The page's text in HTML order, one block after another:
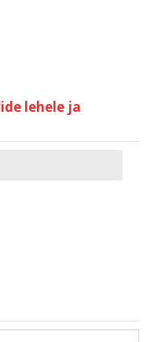
lehele ja